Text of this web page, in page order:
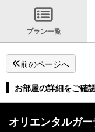
プラン一覧
前のページへ
お部屋の詳細をご確
オリエンタルガ